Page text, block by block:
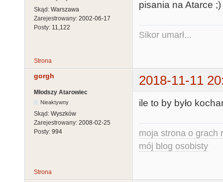
Skąd: Warszawa
Zarejestrowany: 2002-06-17
Posty: 11,122
pisania na Atarce ;)
Sikor umarł...
Strona
gorgh 2018-11-11
Młodszy Atarowiec
Nieaktywny
Skąd: Wyszków
Zarejestrowany: 2008-02-25
Posty: 994
ile to by było
moja strona o grach
mój blog osobisty
Strona